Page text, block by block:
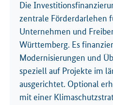
Die
zentrale Förderdarlehen
Unternehmen und
Württemberg. Es
Modernisierungen und
speziell auf Projekte im
ausgerichtet. Optional
mit einer